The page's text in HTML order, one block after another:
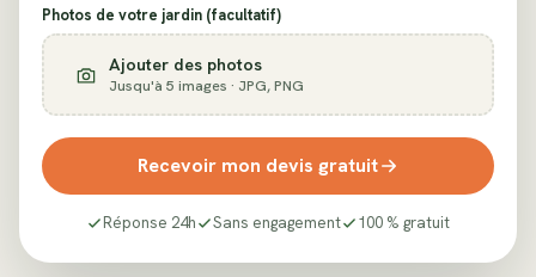
Photos de votre jardin (facultatif)
Ajouter des photos
Jusqu'à 5 images · JPG, PNG
Recevoir mon devis gratuit
Réponse 24h Sans engagement 100 % gratuit